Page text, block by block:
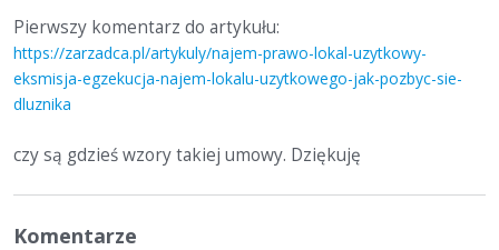
Pierwszy komentarz do artykułu:
https://zarzadca.pl/artykuly/najem-prawo-lokal-uzytkowy-
eksmisja-egzekucja-najem-lokalu-uzytkowego-jak-pozbyc-sie-
dluznika
czy są gdzieś wzory takiej umowy. Dziękuję
Komentarze